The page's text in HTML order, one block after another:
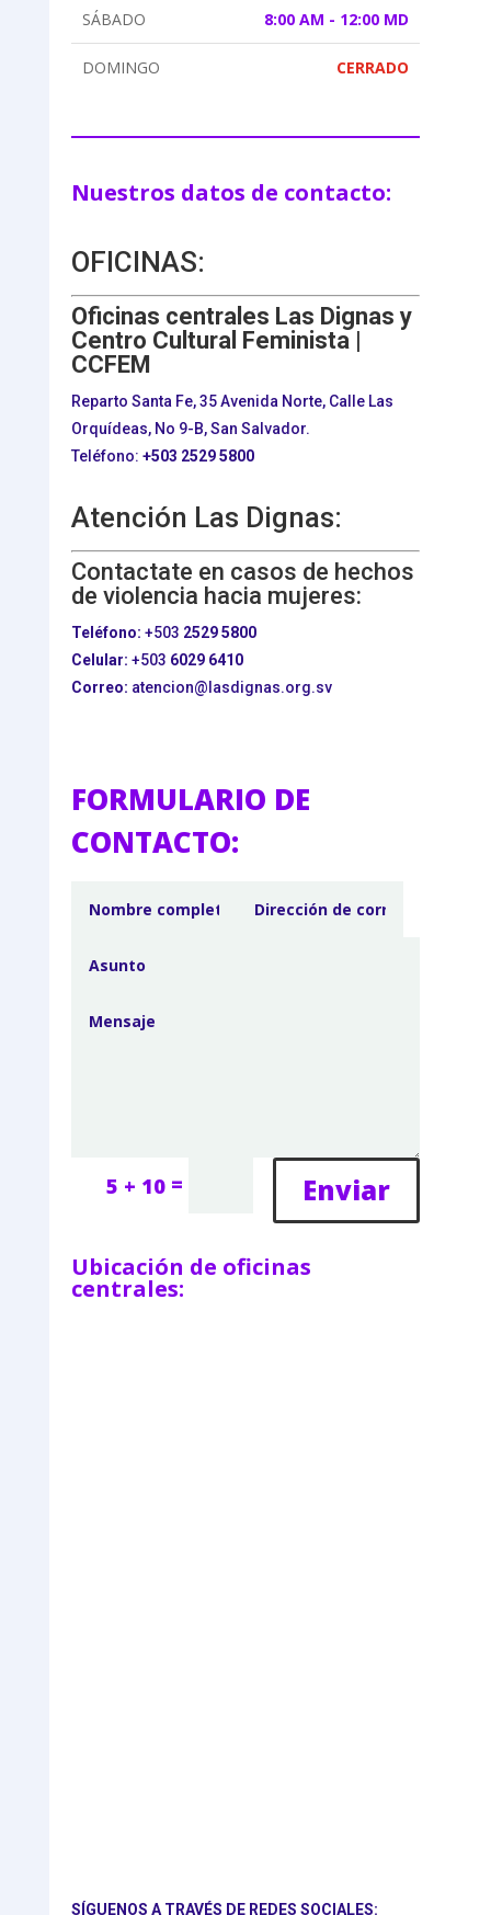
SÁBADO 8:00 AM - 12:00 MD
DOMINGO CERRADO
Nuestros datos de contacto:
OFICINAS:
Oficinas centrales Las Dignas y
Centro Cultural Feminista |
CCFEM
Reparto Santa Fe, 35 Avenida Norte, Calle Las
Orquídeas, No 9-B, San Salvador.
Teléfono: +503 2529 5800
Atención Las Dignas:
Contactate en casos de hechos
de violencia hacia mujeres:
Teléfono: +503 2529 5800
Celular: +503 6029 6410
Correo: atencion@lasdignas.org.sv
FORMULARIO DE
CONTACTO:
5 + 10 = Enviar
Ubicación de oficinas
centrales:
SÍGUENOS A TRAVÉS DE REDES SOCIALES: